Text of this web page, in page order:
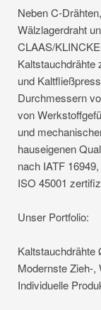
Neben C-
Wälzlagerdraht
CLAAS/
Kaltstauchdrähte
und
Durchmessern
von
und
hauseigenen
nach IATF
ISO 45001
Unser Portfolio:
Modernste Zieh-,
Individuelle